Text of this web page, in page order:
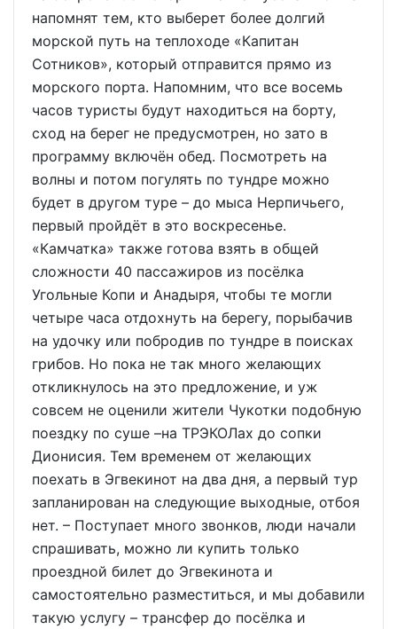
напомнят тем, кто выберет более долгий
морской путь на теплоходе «Капитан
Сотников», который отправится прямо из
морского порта. Напомним, что все восемь
часов туристы будут находиться на борту,
сход на берег не предусмотрен, но зато в
программу включён обед. Посмотреть на
волны и потом погулять по тундре можно
будет в другом туре – до мыса Нерпичьего,
первый пройдёт в это воскресенье.
«Камчатка» также готова взять в общей
сложности 40 пассажиров из посёлка
Угольные Копи и Анадыря, чтобы те могли
четыре часа отдохнуть на берегу, порыбачив
на удочку или побродив по тундре в поисках
грибов. Но пока не так много желающих
откликнулось на это предложение, и уж
совсем не оценили жители Чукотки подобную
поездку по суше –на ТРЭКОЛах до сопки
Дионисия. Тем временем от желающих
поехать в Эгвекинот на два дня, а первый тур
запланирован на следующие выходные, отбоя
нет. – Поступает много звонков, люди начали
спрашивать, можно ли купить только
проездной билет до Эгвекинота и
самостоятельно разместиться, и мы добавили
такую услугу – трансфер до посёлка и